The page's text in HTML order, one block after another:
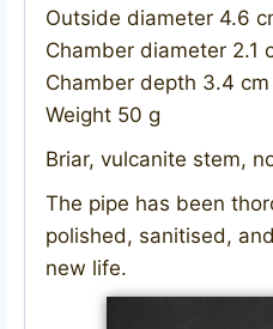
Outside diameter 4.6
Chamber diameter 2.1
Chamber depth 3.4 cm
Weight 50 g
Briar, vulcanite stem,
The pipe has been
polished, sanitised,
new life.